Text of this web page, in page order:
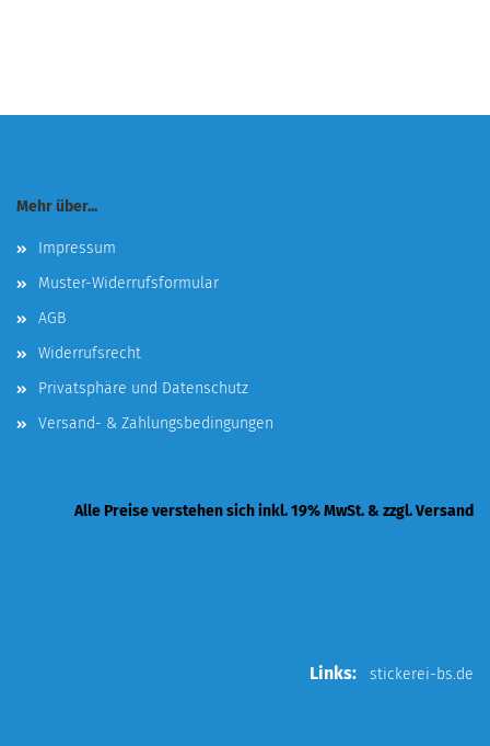
Mehr über...
Impressum
Muster-Widerrufsformular
AGB
Widerrufsrecht
Privatsphäre und Datenschutz
Versand- & Zahlungsbedingungen
Alle Preise verstehen sich inkl. 19% MwSt. & zzgl. Versand
Links: stickerei-bs.de